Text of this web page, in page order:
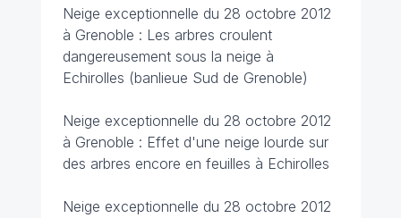
Neige exceptionnelle du 28 octobre 2012
à Grenoble : Les arbres croulent
dangereusement sous la neige à
Echirolles (banlieue Sud de Grenoble)
Neige exceptionnelle du 28 octobre 2012
à Grenoble : Effet d'une neige lourde sur
des arbres encore en feuilles à Echirolles
Neige exceptionnelle du 28 octobre 2012